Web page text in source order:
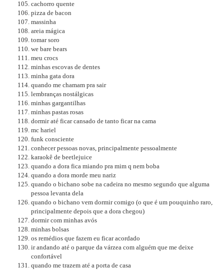
cachorro quente
pizza de bacon
massinha
areia mágica
tomar soro
we bare bears
meu crocs
minhas escovas de dentes
minha gata dora
quando me chamam pra sair
lembranças nostálgicas
minhas gargantilhas
minhas pastas rosas
dormir até ficar cansado de tanto ficar na cama
mc hariel
funk consciente
conhecer pessoas novas, principalmente pessoalmente
karaokê de beetlejuice
quando a dora fica miando pra mim q nem boba
quando a dora morde meu nariz
quando o bichano sobe na cadeira no mesmo segundo que alguma
pessoa levanta dela
quando o bichano vem dormir comigo (o que é um pouquinho raro,
principalmente depois que a dora chegou)
dormir com minhas avós
minhas bolsas
os remédios que fazem eu ficar acordado
ir andando até o parque da várzea com alguém que me deixe
confortável
quando me trazem até a porta de casa